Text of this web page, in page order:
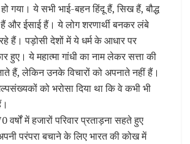
गया। ये सभी भाई-बहन हिंदू हैं, सिख हैं, बौद्ध
और ईसाई हैं। ये लोग शरणार्थी बनकर लंबे
हैं। पड़ोसी देशों में ये धर्म के आधार पर
हुए। ये महात्मा गांधी का नाम लेकर सत्ता की
हैं, लेकिन उनके विचारों को अपनाते नहीं हैं।
को भरोसा दिया था कि वे कभी भी
वर्षों में हजारों परिवार प्रताड़ना सहते हुए
परंपरा बचाने के लिए भारत की कोख में